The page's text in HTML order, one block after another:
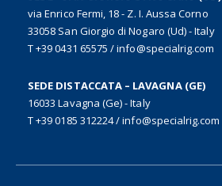
via Enrico Fermi, 18 - Z. I. Aussa Corno
33058 San Giorgio di Nogaro (Ud) - Italy
T +39 0431 65575 /info@specialrig.com
SEDE DISTACCATA – LAVAGNA (GE)
16033 Lavagna (Ge) - Italy
T +39 0185 312224/info@specialrig.com